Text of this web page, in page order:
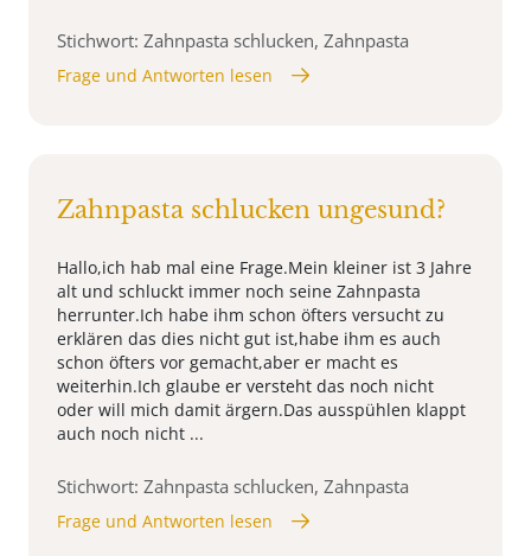
Stichwort: Zahnpasta schlucken, Zahnpasta
Frage und Antworten lesen
Zahnpasta schlucken ungesund?
Hallo,ich hab mal eine Frage.Mein kleiner ist 3 Jahre
alt und schluckt immer noch seine Zahnpasta
herrunter.Ich habe ihm schon öfters versucht zu
erklären das dies nicht gut ist,habe ihm es auch
schon öfters vor gemacht,aber er macht es
weiterhin.Ich glaube er versteht das noch nicht
oder will mich damit ärgern.Das ausspühlen klappt
auch noch nicht ...
Stichwort: Zahnpasta schlucken, Zahnpasta
Frage und Antworten lesen